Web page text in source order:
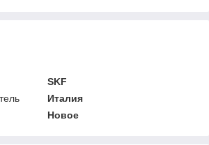
SKF
Италия
Новое